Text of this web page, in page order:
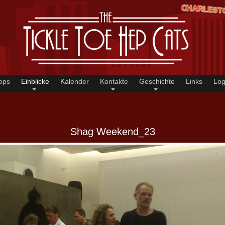
Einblicke Kalender Kontakte Geschichte Links
Shag Weekend_23